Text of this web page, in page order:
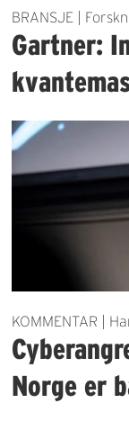
BRANSJE |
Gartner:
KOMMENTAR |
Norge er